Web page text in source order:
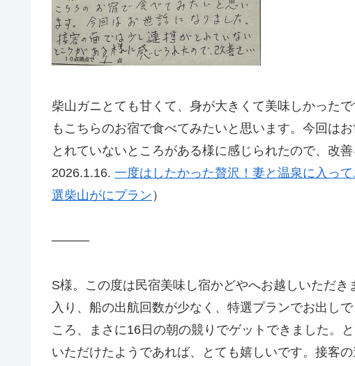
柴山ガニとても甘くて、身が大きくて美味しかった
もこちらのお宿で食べてみたいと思います。今回は
とれていないところがある様に感じられたので、
2026.1.16. 一度はしたかった贅沢！妻と温泉に入っ
選柴山がにプラン ）
———
S様。この度は民宿美味し宿かどやへお越しいただ
入り、船の出航回数が少なく、特選プランでお出し
ころ、まさに16日の朝の競りでゲットできました。
いただけたようであれば、とても嬉しいです。接客